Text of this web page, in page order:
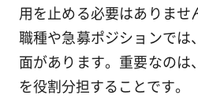
用を止める必要はありませ
職種や急募ポジションでは
面があります。重要なのは
を役割分担することです。